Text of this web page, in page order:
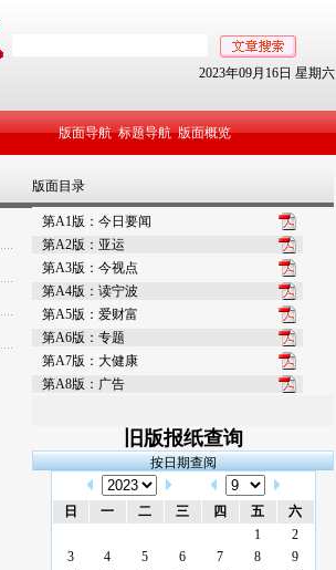
2023年09月16日 星期六
版面导航 标题导航 版面概览
版面目录
第A1版：今日要闻
第A2版：亚运
第A3版：今视点
第A4版：读宁波
第A5版：爱财富
第A6版：专题
第A7版：大健康
第A8版：广告
旧版报纸查询
按日期查阅
日 一 二 三 四 五
六
1
2
3
4 5 6 7 8
9